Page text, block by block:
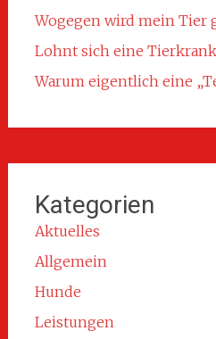
Wogegen wird mein Tier
Lohnt sich eine
Warum eigentlich eine
Kategorien
Aktuelles
Allgemein
Hunde
Leistungen